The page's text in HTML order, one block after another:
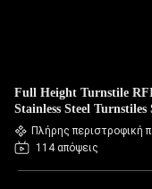
Full Height Turnstile
Stainless Steel
Πλήρης περιστροφική
114 απόψεις